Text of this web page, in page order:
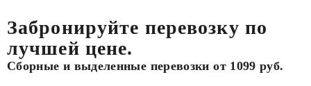
Забронируйте перевозку по
лучшей цене.
Сборные и выделенные перевозки от 1099 руб.